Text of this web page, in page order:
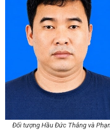
Đối tượng Hầu Đức Thắng và